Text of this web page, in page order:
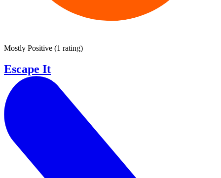
Mostly Positive (1 rating)
Escape It